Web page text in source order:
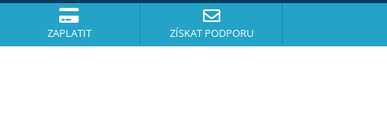
ZAPLATIT ZÍSKAT PODPORU